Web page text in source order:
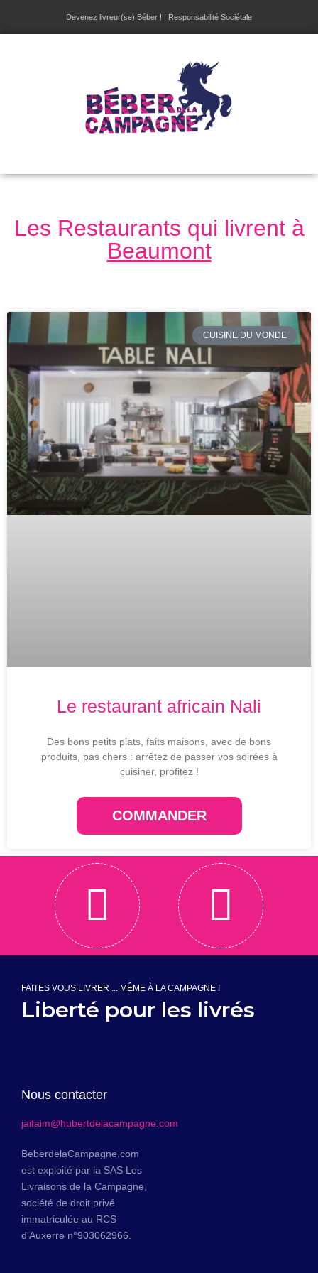
Devenez livreur(se) Béber ! | Responsabilité Sociétale
Les Restaurants qui livrent à
Beaumont
CUISINE DU MONDE
Le restaurant africain Nali
Des bons petits plats, faits maisons, avec de bons
produits, pas chers : arrêtez de passer vos soirées à
cuisiner, profitez !
COMMANDER
FAITES VOUS LIVRER ... MÊME À LA CAMPAGNE !
Liberté pour les livrés
Nous contacter
jaifaim@hubertdelacampagne.com
BeberdelaCampagne.com
est exploité par la SAS Les
Livraisons de la Campagne,
société de droit privé
immatriculée au RCS
d’Auxerre n°903062966.